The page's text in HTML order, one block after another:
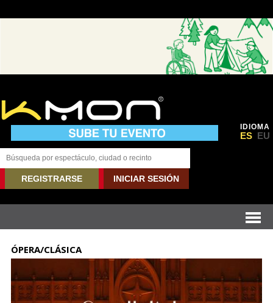
IDIOMA
ES EU
REGISTRARSE INICIAR SESIÓN
ÓPERA/CLÁSICA